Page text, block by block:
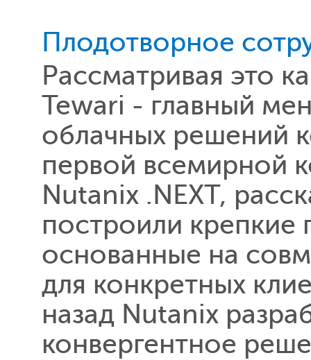
Плодотворное
Рассматривая это
Tewari - главный
облачных решений
первой всемирной
Nutanix .NEXT,
построили крепкие
основанные на
для конкретных
назад Nutanix
конвергентное